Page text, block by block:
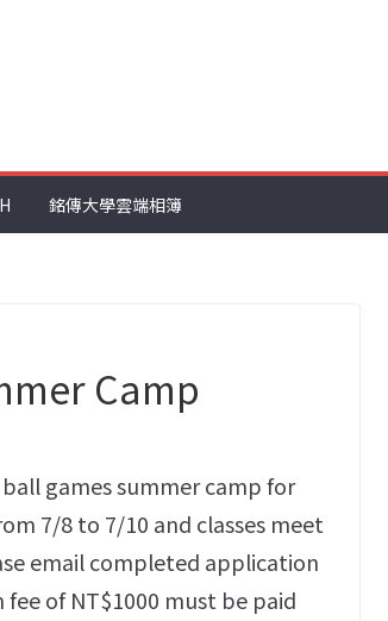
銘傳大學雲端相簿
Camp
games summer camp for
7/8 to 7/10 and classes meet
email completed application
of NT$1000 must be paid